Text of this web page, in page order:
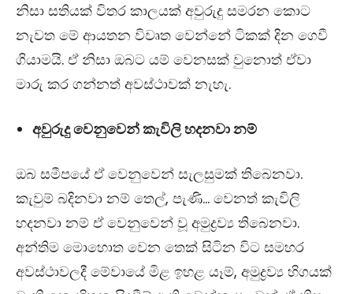
නිසා සතියක් විතර කාලයක් අවුරුදු සමරන කොට
නැවත මේ ආයතන විවෘත වෙන්නේ ටිකක් දින ගෙවී
ගියාමයි. ඒ නිසා ඔබට යම් වෙනසක් වුනොත් ඒවා
මාරු කර ගන්නත් අවස්ථාවක් නැහැ.
අවුරුදු වෙනුවෙන් කැවිලි හදනවා නම්
ඔබ සමීපයේ ඒ වෙනුවෙන් සැලසුමක් තිබෙනවා.
කැවුම් බදිනවා නම් තෙල්, පැණි… වෙනත් කැවිලි
හදනවා නම් ඒ වෙනුවෙන් වූ අමුද්‍රව්‍ය තිබෙනවා.
අන්තිම මොහොත වෙන තෙක් සිටින විට සමහර
අවස්ථාවලදී මේවායේ මිළ ඉහළ යෑම්, අමුද්‍රව්‍ය හිගයක්